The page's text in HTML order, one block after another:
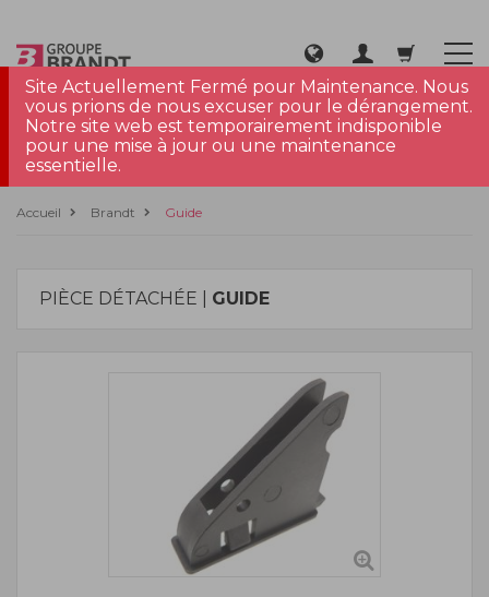
Site Actuellement Fermé pour Maintenance. Nous
vous prions de nous excuser pour le dérangement.
Notre site web est temporairement indisponible
pour une mise à jour ou une maintenance
essentielle.
Accueil Brandt Guide
PIÈCE DÉTACHÉE | GUIDE